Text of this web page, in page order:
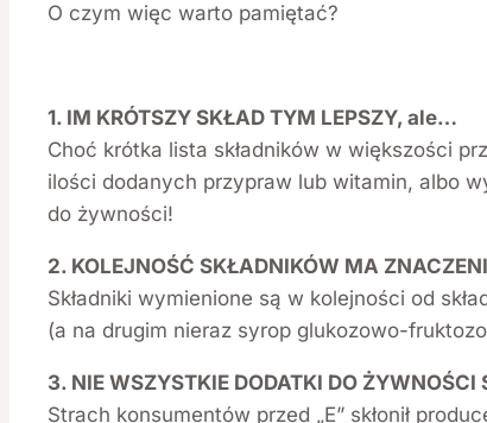
O czym więc warto pamiętać?
1. IM KRÓTSZY SKŁAD TYM LEPSZY, ale…
Choć krótka lista składników w większości
ilości dodanych przypraw lub witamin, albo
do żywności!
2. KOLEJNOŚĆ SKŁADNIKÓW MA
Składniki wymienione są w kolejności od
(a na drugim nieraz syrop glukozowo-
3. NIE WSZYSTKIE DODATKI DO ŻYWNOŚCI
Strach konsumentów przed „E” skłonił